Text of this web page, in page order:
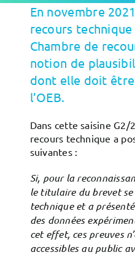
En novembre
recours technique
Chambre de
notion de
dont elle doit
l’OEB.
Dans cette saisine G2/
recours technique a
suivantes :
Si, pour la
le titulaire du brevet
technique et a
des données
cet effet, ces preuves
accessibles au public